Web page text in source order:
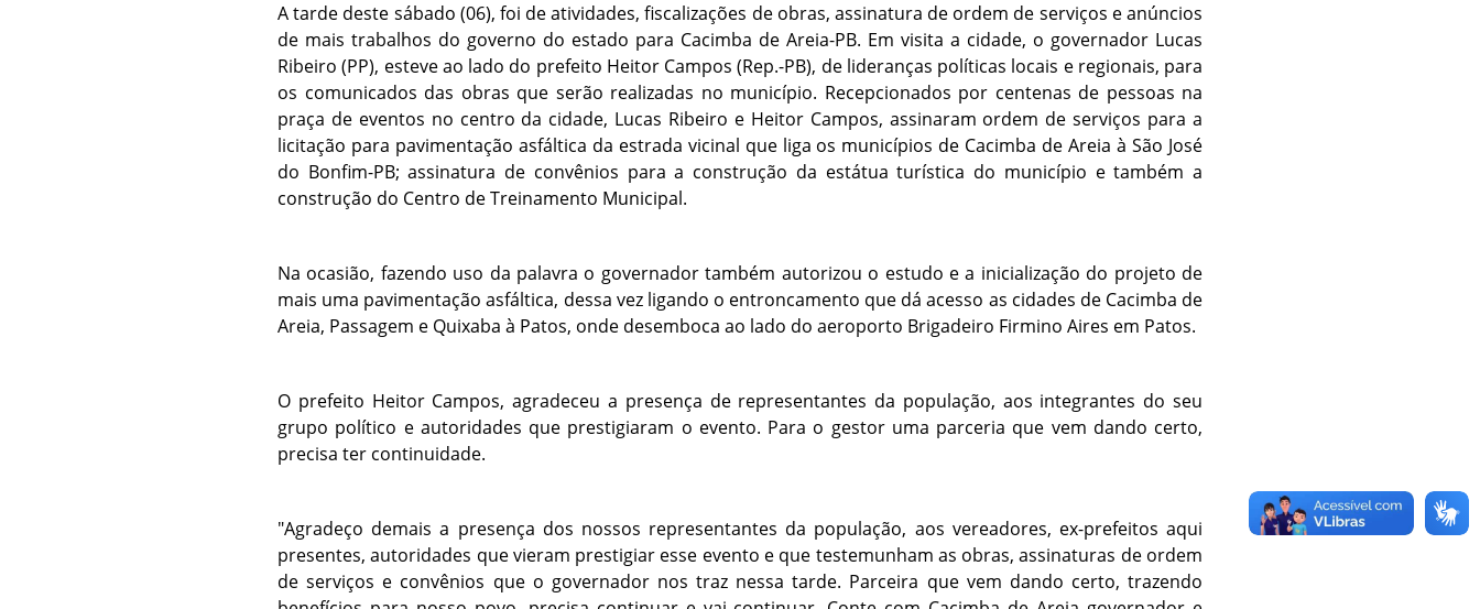
A tarde deste sábado (06), foi de atividades, fiscalizações de obras, assinatura de ordem de serviços e anúncios
de mais trabalhos do governo do estado para Cacimba de Areia-PB. Em visita a cidade, o governador Lucas
Ribeiro (PP), esteve ao lado do prefeito Heitor Campos (Rep.-PB), de lideranças políticas locais e regionais, para
os comunicados das obras que serão realizadas no município. Recepcionados por centenas de pessoas na
praça de eventos no centro da cidade, Lucas Ribeiro e Heitor Campos, assinaram ordem de serviços para a
licitação para pavimentação asfáltica da estrada vicinal que liga os municípios de Cacimba de Areia à São José
do Bonfim-PB; assinatura de convênios para a construção da estátua turística do município e também a
construção do Centro de Treinamento Municipal.
Na ocasião, fazendo uso da palavra o governador também autorizou o estudo e a inicialização do projeto de
mais uma pavimentação asfáltica, dessa vez ligando o entroncamento que dá acesso as cidades de Cacimba de
Areia, Passagem e Quixaba à Patos, onde desemboca ao lado do aeroporto Brigadeiro Firmino Aires em Patos.
O prefeito Heitor Campos, agradeceu a presença de representantes da população, aos integrantes do seu
grupo político e autoridades que prestigiaram o evento. Para o gestor uma parceria que vem dando certo,
precisa ter continuidade.
"Agradeço demais a presença dos nossos representantes da população, aos vereadores, ex-prefeitos aqui
presentes, autoridades que vieram prestigiar esse evento e que testemunham as obras, assinaturas de ordem
de serviços e convênios que o governador nos traz nessa tarde. Parceira que vem dando certo, trazendo